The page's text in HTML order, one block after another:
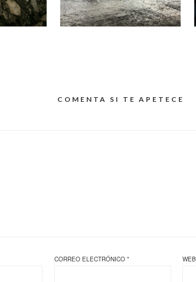
COMENTA SI TE APETECE
CORREO ELECTRÓNICO* WEB